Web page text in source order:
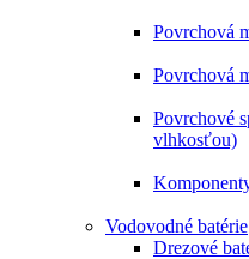
Povrchová
Povrchová
Povrchové
vlhkosťou)
Vodovodné batérie
Drezové